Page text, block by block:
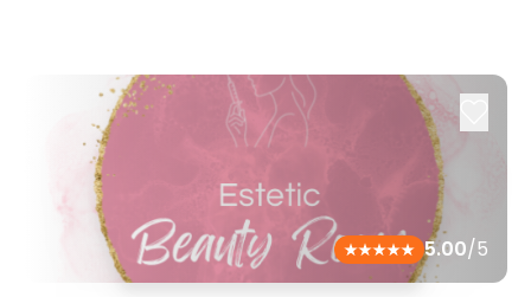
5.00/5